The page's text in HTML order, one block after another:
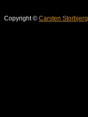
Copyright © Carsten Storbjerg